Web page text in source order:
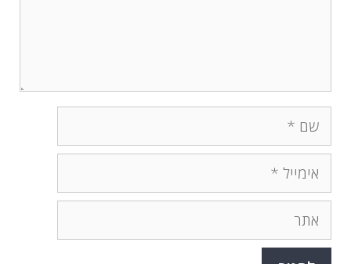
שם
אימייל
אתר